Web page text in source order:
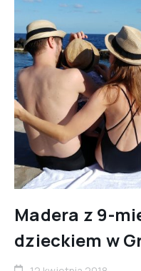
Madera z 9-
dzieckiem w